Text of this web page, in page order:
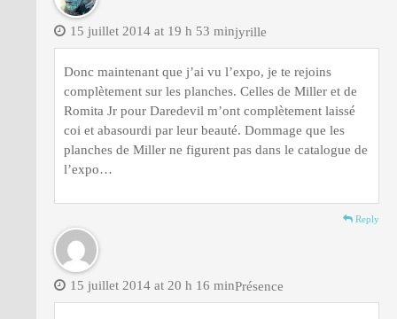
jyrille
15 juillet 2014 at 19 h 53 min
Donc maintenant que j’ai vu l’expo, je te rejoins
complètement sur les planches. Celles de Miller et de
Romita Jr pour Daredevil m’ont complètement laissé
coi et abasourdi par leur beauté. Dommage que les
planches de Miller ne figurent pas dans le catalogue de
l’expo…
Reply
Présence
15 juillet 2014 at 20 h 16 min